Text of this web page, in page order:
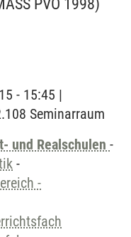
PVO 1998)
- 15:45 |
Seminarraum
und Realschulen -
-
-